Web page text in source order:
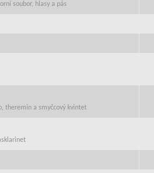
soubor, hlasy a pás
theremin a smyčcový kvintet